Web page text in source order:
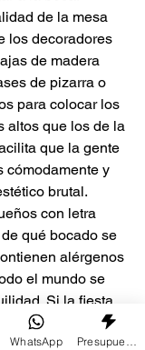
de la mesa
los decoradores
de madera
de pizarra o
para colocar los
altos que los de la
que la gente
cómodamente y
brutal.
con letra
qué bocado se
alérgenos
el mundo se
Si la fiesta
en un jardín
hacia el
WhatsApp